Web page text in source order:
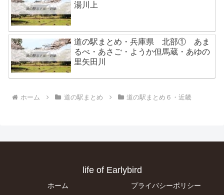
湯川上
道の駅まとめ・兵庫県 北部① あま
るべ・あさご・ようか但馬蔵・あゆの
里矢田川
ホーム 道の駅まとめ 道の駅まとめ６・近畿
life of Earlybird
ホーム
プライバシーポリシー